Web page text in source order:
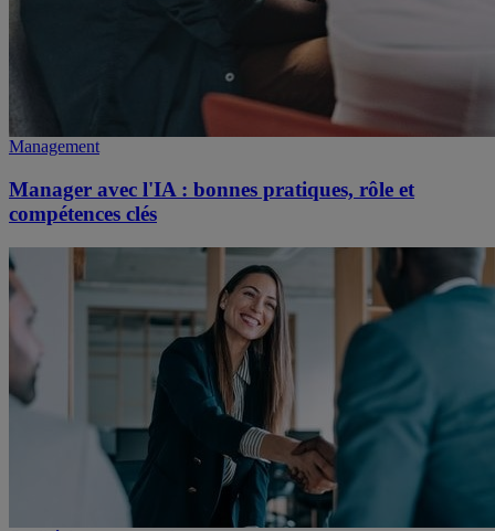
Management
Manager avec l'IA : bonnes pratiques, rôle et
compétences clés